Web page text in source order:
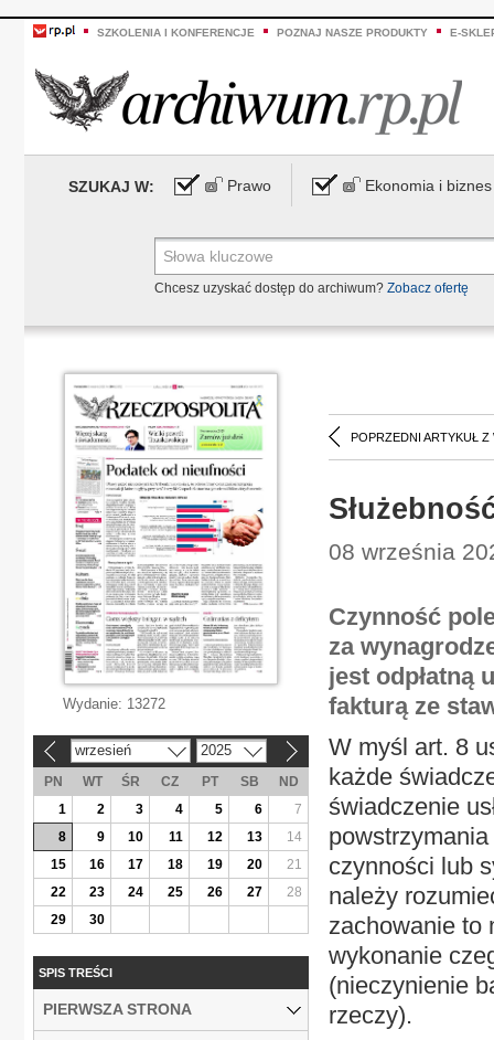
SZKOLENIA I KONFERENCJE POZNAJ NASZE PRODUKTY E-
SZUKAJ W: Prawo Ekonomia i biznes
Chcesz uzyskać dostęp do archiwum? Zobacz ofertę
POPRZEDNI ARTYKUŁ Z
08 września
Czynność
za
jest odpłatną
fakturą ze
W myśl art. 8
każde
świadczenie
czynności lub
należy
zachowanie to
wykonanie
(nieczynienie
rzeczy).
Wydanie: 13272
wrzesień 2025
PN WT ŚR CZ PT SB
ND
1
2 3 4 5 6
7
8
9 10 11 12 13
14
15
16 17 18 19 20
21
22
23 24 25 26 27
28
29
30
SPIS TREŚCI
PIERWSZA STRONA